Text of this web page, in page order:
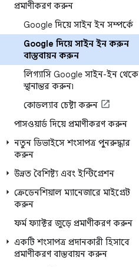
প্রমাণীকরণ করুন
Google দিয়ে সাইন ইন সম্পর্কে
Google দিয়ে সাইন ইন করুন
বাস্তবায়ন করুন
লিগ্যাসি Google সাইন-ইন থেকে
স্থানান্তর করুন৷
কোডল্যাব চেষ্টা করুন
পাসওয়ার্ড দিয়ে প্রমাণীকরণ করুন
নতুন ডিভাইসে শংসাপত্র পুনরুদ্ধার
করুন
উন্নত বৈশিষ্ট্য এবং ইন্টিগ্রেশন
ক্রেডেনশিয়াল ম্যানেজারে মাইগ্রেট
করুন
ফর্ম ফ্যাক্টর জুড়ে প্রমাণীকরণ করুন
একটি শংসাপত্র প্রদানকারী হিসাবে
প্রমাণীকরণ বাস্তবায়ন করুন